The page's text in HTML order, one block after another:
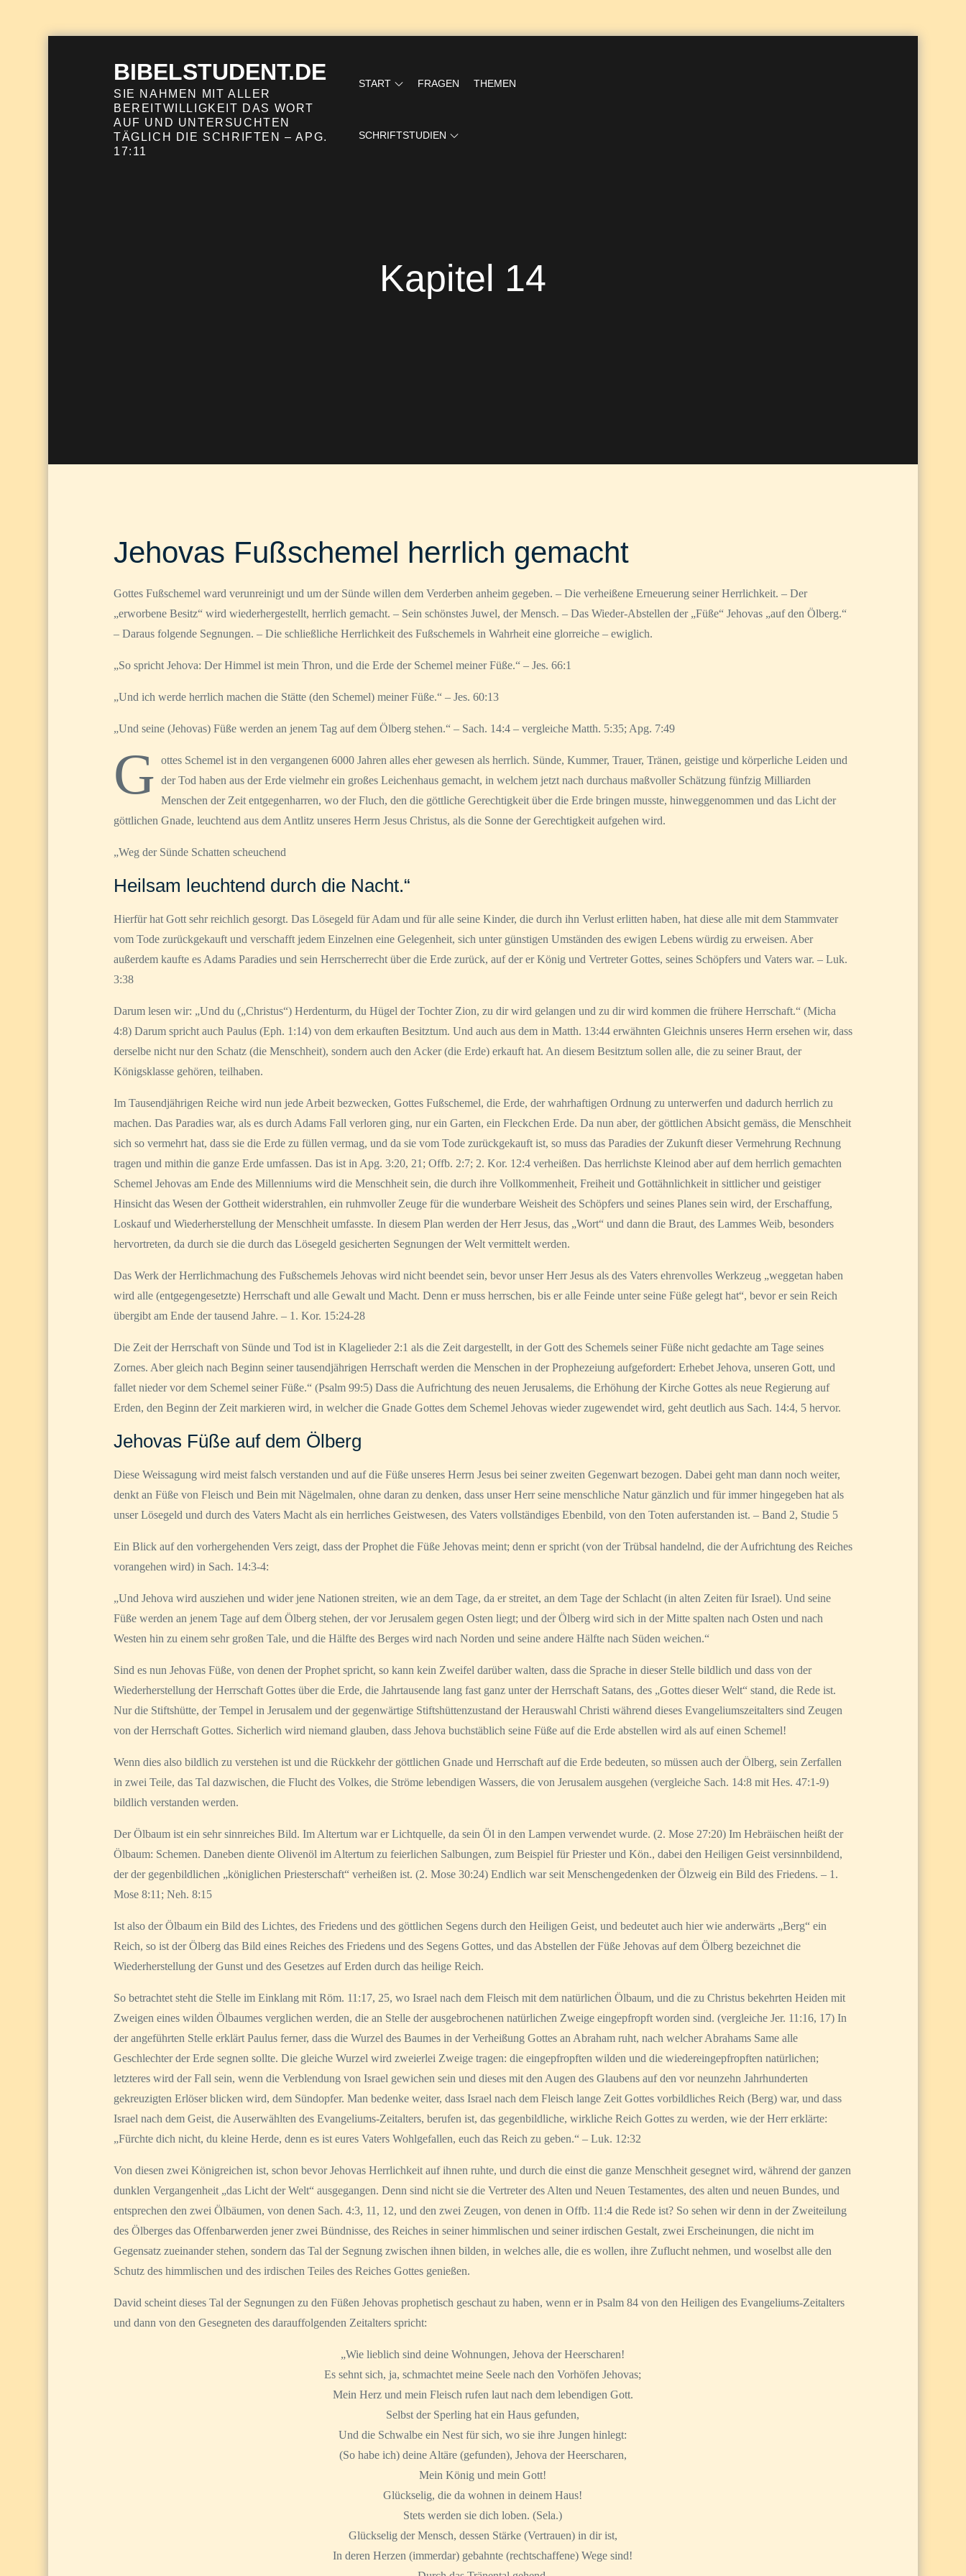
BIBELSTUDENT.DE
SIE NAHMEN MIT ALLER
BEREITWILLIGKEIT DAS WORT
AUF UND UNTERSUCHTEN
TÄGLICH DIE SCHRIFTEN – APG.
17:11
START FRAGEN THEMEN
SCHRIFTSTUDIEN
Kapitel 14
Jehovas Fußschemel herrlich gemacht
Gottes Fußschemel ward verunreinigt und um der Sünde willen dem Verderben anheim gegeben. – Die verheißene Erneuerung seiner Herrlichkeit. – Der
„erworbene Besitz“ wird wiederhergestellt, herrlich gemacht. – Sein schönstes Juwel, der Mensch. – Das Wieder-Abstellen der „Füße“ Jehovas „auf den Ölberg.“
– Daraus folgende Segnungen. – Die schließliche Herrlichkeit des Fußschemels in Wahrheit eine glorreiche – ewiglich.
„So spricht Jehova: Der Himmel ist mein Thron, und die Erde der Schemel meiner Füße.“ – Jes. 66:1
„Und ich werde herrlich machen die Stätte (den Schemel) meiner Füße.“ – Jes. 60:13
„Und seine (Jehovas) Füße werden an jenem Tag auf dem Ölberg stehen.“ – Sach. 14:4 – vergleiche Matth. 5:35; Apg. 7:49
G ottes Schemel ist in den vergangenen 6000 Jahren alles eher gewesen als herrlich. Sünde, Kummer, Trauer, Tränen, geistige und körperliche Leiden und
der Tod haben aus der Erde vielmehr ein großes Leichenhaus gemacht, in welchem jetzt nach durchaus maßvoller Schätzung fünfzig Milliarden
Menschen der Zeit entgegenharren, wo der Fluch, den die göttliche Gerechtigkeit über die Erde bringen musste, hinweggenommen und das Licht der
göttlichen Gnade, leuchtend aus dem Antlitz unseres Herrn Jesus Christus, als die Sonne der Gerechtigkeit aufgehen wird.
„Weg der Sünde Schatten scheuchend
Heilsam leuchtend durch die Nacht.“
Hierfür hat Gott sehr reichlich gesorgt. Das Lösegeld für Adam und für alle seine Kinder, die durch ihn Verlust erlitten haben, hat diese alle mit dem Stammvater
vom Tode zurückgekauft und verschafft jedem Einzelnen eine Gelegenheit, sich unter günstigen Umständen des ewigen Lebens würdig zu erweisen. Aber
außerdem kaufte es Adams Paradies und sein Herrscherrecht über die Erde zurück, auf der er König und Vertreter Gottes, seines Schöpfers und Vaters war. – Luk.
3:38
Darum lesen wir: „Und du („Christus“) Herdenturm, du Hügel der Tochter Zion, zu dir wird gelangen und zu dir wird kommen die frühere Herrschaft.“ (Micha
4:8) Darum spricht auch Paulus (Eph. 1:14) von dem erkauften Besitztum. Und auch aus dem in Matth. 13:44 erwähnten Gleichnis unseres Herrn ersehen wir, dass
derselbe nicht nur den Schatz (die Menschheit), sondern auch den Acker (die Erde) erkauft hat. An diesem Besitztum sollen alle, die zu seiner Braut, der
Königsklasse gehören, teilhaben.
Im Tausendjährigen Reiche wird nun jede Arbeit bezwecken, Gottes Fußschemel, die Erde, der wahrhaftigen Ordnung zu unterwerfen und dadurch herrlich zu
machen. Das Paradies war, als es durch Adams Fall verloren ging, nur ein Garten, ein Fleckchen Erde. Da nun aber, der göttlichen Absicht gemäss, die Menschheit
sich so vermehrt hat, dass sie die Erde zu füllen vermag, und da sie vom Tode zurückgekauft ist, so muss das Paradies der Zukunft dieser Vermehrung Rechnung
tragen und mithin die ganze Erde umfassen. Das ist in Apg. 3:20, 21; Offb. 2:7; 2. Kor. 12:4 verheißen. Das herrlichste Kleinod aber auf dem herrlich gemachten
Schemel Jehovas am Ende des Millenniums wird die Menschheit sein, die durch ihre Vollkommenheit, Freiheit und Gottähnlichkeit in sittlicher und geistiger
Hinsicht das Wesen der Gottheit widerstrahlen, ein ruhmvoller Zeuge für die wunderbare Weisheit des Schöpfers und seines Planes sein wird, der Erschaffung,
Loskauf und Wiederherstellung der Menschheit umfasste. In diesem Plan werden der Herr Jesus, das „Wort“ und dann die Braut, des Lammes Weib, besonders
hervortreten, da durch sie die durch das Lösegeld gesicherten Segnungen der Welt vermittelt werden.
Das Werk der Herrlichmachung des Fußschemels Jehovas wird nicht beendet sein, bevor unser Herr Jesus als des Vaters ehrenvolles Werkzeug „weggetan haben
wird alle (entgegengesetzte) Herrschaft und alle Gewalt und Macht. Denn er muss herrschen, bis er alle Feinde unter seine Füße gelegt hat“, bevor er sein Reich
übergibt am Ende der tausend Jahre. – 1. Kor. 15:24-28
Die Zeit der Herrschaft von Sünde und Tod ist in Klagelieder 2:1 als die Zeit dargestellt, in der Gott des Schemels seiner Füße nicht gedachte am Tage seines
Zornes. Aber gleich nach Beginn seiner tausendjährigen Herrschaft werden die Menschen in der Prophezeiung aufgefordert: Erhebet Jehova, unseren Gott, und
fallet nieder vor dem Schemel seiner Füße.“ (Psalm 99:5) Dass die Aufrichtung des neuen Jerusalems, die Erhöhung der Kirche Gottes als neue Regierung auf
Erden, den Beginn der Zeit markieren wird, in welcher die Gnade Gottes dem Schemel Jehovas wieder zugewendet wird, geht deutlich aus Sach. 14:4, 5 hervor.
Jehovas Füße auf dem Ölberg
Diese Weissagung wird meist falsch verstanden und auf die Füße unseres Herrn Jesus bei seiner zweiten Gegenwart bezogen. Dabei geht man dann noch weiter,
denkt an Füße von Fleisch und Bein mit Nägelmalen, ohne daran zu denken, dass unser Herr seine menschliche Natur gänzlich und für immer hingegeben hat als
unser Lösegeld und durch des Vaters Macht als ein herrliches Geistwesen, des Vaters vollständiges Ebenbild, von den Toten auferstanden ist. – Band 2, Studie 5
Ein Blick auf den vorhergehenden Vers zeigt, dass der Prophet die Füße Jehovas meint; denn er spricht (von der Trübsal handelnd, die der Aufrichtung des Reiches
vorangehen wird) in Sach. 14:3-4:
„Und Jehova wird ausziehen und wider jene Nationen streiten, wie an dem Tage, da er streitet, an dem Tage der Schlacht (in alten Zeiten für Israel). Und seine
Füße werden an jenem Tage auf dem Ölberg stehen, der vor Jerusalem gegen Osten liegt; und der Ölberg wird sich in der Mitte spalten nach Osten und nach
Westen hin zu einem sehr großen Tale, und die Hälfte des Berges wird nach Norden und seine andere Hälfte nach Süden weichen.“
Sind es nun Jehovas Füße, von denen der Prophet spricht, so kann kein Zweifel darüber walten, dass die Sprache in dieser Stelle bildlich und dass von der
Wiederherstellung der Herrschaft Gottes über die Erde, die Jahrtausende lang fast ganz unter der Herrschaft Satans, des „Gottes dieser Welt“ stand, die Rede ist.
Nur die Stiftshütte, der Tempel in Jerusalem und der gegenwärtige Stiftshüttenzustand der Herauswahl Christi während dieses Evangeliumszeitalters sind Zeugen
von der Herrschaft Gottes. Sicherlich wird niemand glauben, dass Jehova buchstäblich seine Füße auf die Erde abstellen wird als auf einen Schemel!
Wenn dies also bildlich zu verstehen ist und die Rückkehr der göttlichen Gnade und Herrschaft auf die Erde bedeuten, so müssen auch der Ölberg, sein Zerfallen
in zwei Teile, das Tal dazwischen, die Flucht des Volkes, die Ströme lebendigen Wassers, die von Jerusalem ausgehen (vergleiche Sach. 14:8 mit Hes. 47:1-9)
bildlich verstanden werden.
Der Ölbaum ist ein sehr sinnreiches Bild. Im Altertum war er Lichtquelle, da sein Öl in den Lampen verwendet wurde. (2. Mose 27:20) Im Hebräischen heißt der
Ölbaum: Schemen. Daneben diente Olivenöl im Altertum zu feierlichen Salbungen, zum Beispiel für Priester und Kön., dabei den Heiligen Geist versinnbildend,
der der gegenbildlichen „königlichen Priesterschaft“ verheißen ist. (2. Mose 30:24) Endlich war seit Menschengedenken der Ölzweig ein Bild des Friedens. – 1.
Mose 8:11; Neh. 8:15
Ist also der Ölbaum ein Bild des Lichtes, des Friedens und des göttlichen Segens durch den Heiligen Geist, und bedeutet auch hier wie anderwärts „Berg“ ein
Reich, so ist der Ölberg das Bild eines Reiches des Friedens und des Segens Gottes, und das Abstellen der Füße Jehovas auf dem Ölberg bezeichnet die
Wiederherstellung der Gunst und des Gesetzes auf Erden durch das heilige Reich.
So betrachtet steht die Stelle im Einklang mit Röm. 11:17, 25, wo Israel nach dem Fleisch mit dem natürlichen Ölbaum, und die zu Christus bekehrten Heiden mit
Zweigen eines wilden Ölbaumes verglichen werden, die an Stelle der ausgebrochenen natürlichen Zweige eingepfropft worden sind. (vergleiche Jer. 11:16, 17) In
der angeführten Stelle erklärt Paulus ferner, dass die Wurzel des Baumes in der Verheißung Gottes an Abraham ruht, nach welcher Abrahams Same alle
Geschlechter der Erde segnen sollte. Die gleiche Wurzel wird zweierlei Zweige tragen: die eingepfropften wilden und die wiedereingepfropften natürlichen;
letzteres wird der Fall sein, wenn die Verblendung von Israel gewichen sein und dieses mit den Augen des Glaubens auf den vor neunzehn Jahrhunderten
gekreuzigten Erlöser blicken wird, dem Sündopfer. Man bedenke weiter, dass Israel nach dem Fleisch lange Zeit Gottes vorbildliches Reich (Berg) war, und dass
Israel nach dem Geist, die Auserwählten des Evangeliums-Zeitalters, berufen ist, das gegenbildliche, wirkliche Reich Gottes zu werden, wie der Herr erklärte:
„Fürchte dich nicht, du kleine Herde, denn es ist eures Vaters Wohlgefallen, euch das Reich zu geben.“ – Luk. 12:32
Von diesen zwei Königreichen ist, schon bevor Jehovas Herrlichkeit auf ihnen ruhte, und durch die einst die ganze Menschheit gesegnet wird, während der ganzen
dunklen Vergangenheit „das Licht der Welt“ ausgegangen. Denn sind nicht sie die Vertreter des Alten und Neuen Testamentes, des alten und neuen Bundes, und
entsprechen den zwei Ölbäumen, von denen Sach. 4:3, 11, 12, und den zwei Zeugen, von denen in Offb. 11:4 die Rede ist? So sehen wir denn in der Zweiteilung
des Ölberges das Offenbarwerden jener zwei Bündnisse, des Reiches in seiner himmlischen und seiner irdischen Gestalt, zwei Erscheinungen, die nicht im
Gegensatz zueinander stehen, sondern das Tal der Segnung zwischen ihnen bilden, in welches alle, die es wollen, ihre Zuflucht nehmen, und woselbst alle den
Schutz des himmlischen und des irdischen Teiles des Reiches Gottes genießen.
David scheint dieses Tal der Segnungen zu den Füßen Jehovas prophetisch geschaut zu haben, wenn er in Psalm 84 von den Heiligen des Evangeliums-Zeitalters
und dann von den Gesegneten des darauffolgenden Zeitalters spricht:
„Wie lieblich sind deine Wohnungen, Jehova der Heerscharen!
Es sehnt sich, ja, schmachtet meine Seele nach den Vorhöfen Jehovas;
Mein Herz und mein Fleisch rufen laut nach dem lebendigen Gott.
Selbst der Sperling hat ein Haus gefunden,
Und die Schwalbe ein Nest für sich, wo sie ihre Jungen hinlegt:
(So habe ich) deine Altäre (gefunden), Jehova der Heerscharen,
Mein König und mein Gott!
Glückselig, die da wohnen in deinem Haus!
Stets werden sie dich loben. (Sela.)
Glückselig der Mensch, dessen Stärke (Vertrauen) in dir ist,
In deren Herzen (immerdar) gebahnte (rechtschaffene) Wege sind!